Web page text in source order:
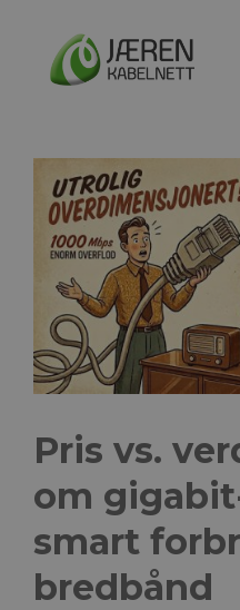
Pris vs.
om
smart
bredbånd